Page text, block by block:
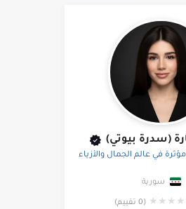
(سدرة بيوتي)
في عالم الجمال والأزياء
سورية
★
★
★
★ (0 تقييم)